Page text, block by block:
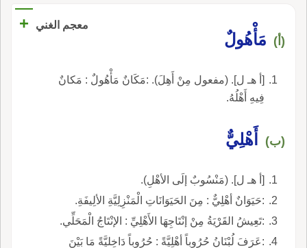
معجم الغني +
(أ) مَأْهُولٌ
[أ هـ ل]. (مفعول مِنْ أَهِلَ). :مَكَانٌ مَأْهُولٌ : مَكانٌ
فِيهِ أَهْلُهُ.
(ب) أَهْلِيٌّ
[أ هـ ل]. (مَنْسُوبٌ إلَى الأهْلِ).
:حَيَوَانٌ أهْلِيٌّ : مِنَ الحَيَوَانَاتِ الْمَنْزِلِيَّةِ الألِيفَةِ.
:تَعِيشُ القَرْيَةُ مِنْ إنْتَاجِهَا الأَهْلِيِّ : الإنْتَاجُ الْمَحَلِّي.
:عَرَفَ لُبْنَانُ حُرُوباً أهْلِيَّةً : حُرُوباً دَاخِليَّةً مَا بَيْنَ